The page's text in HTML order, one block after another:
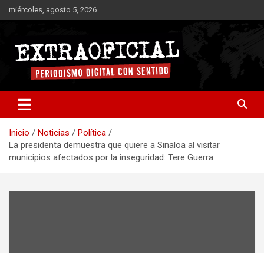
Saltar
al
miércoles, agosto 5, 2026
Extraoficial
Inicio Noticias
Política
La presidenta demuestra que quiere a Sinaloa al visitar
municipios afectados por la inseguridad: Tere Guerra